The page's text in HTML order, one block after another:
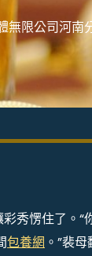
限公司河南
秀愣住了。“
包養網 。”裴母